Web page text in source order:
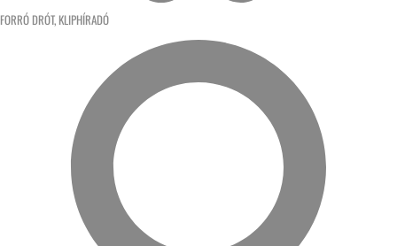
FORRÓ DRÓT, KLIPHÍRADÓ